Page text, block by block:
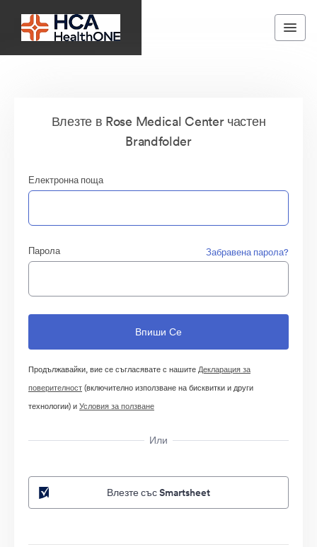
Влезте в Rose Medical Center частен
Brandfolder
Електронна поща
Парола Забравена парола?
Продължавайки, вие се съгласявате с нашитеДекларация за
поверителност(включително използване на бисквитки и други
технологии) иУсловия за ползване
Или
Влезте със Smartsheet